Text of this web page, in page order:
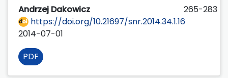
Andrzej Dakowicz
265-283
https://doi.org/10.21697/snr.2014.34.1.16
2014-07-01
PDF